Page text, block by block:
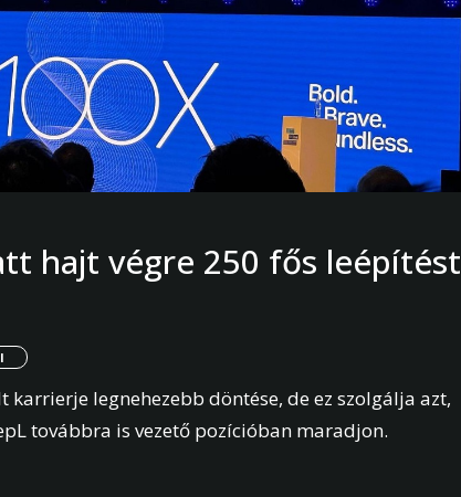
hajt végre 250 fős leépítést
legnehezebb döntése, de ez szolgálja azt,
továbbra is vezető pozícióban maradjon.